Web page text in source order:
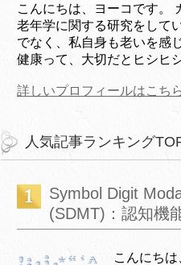
こんにちは、ヨーコです。
老年学に関する研究をして
でなく、私自身も老いを感
健康って、大切だとヒシヒ
詳しいプロフィールはこち
人気記事ランキング
Symbol Digit
(SDMT)：認知機
こんにちは